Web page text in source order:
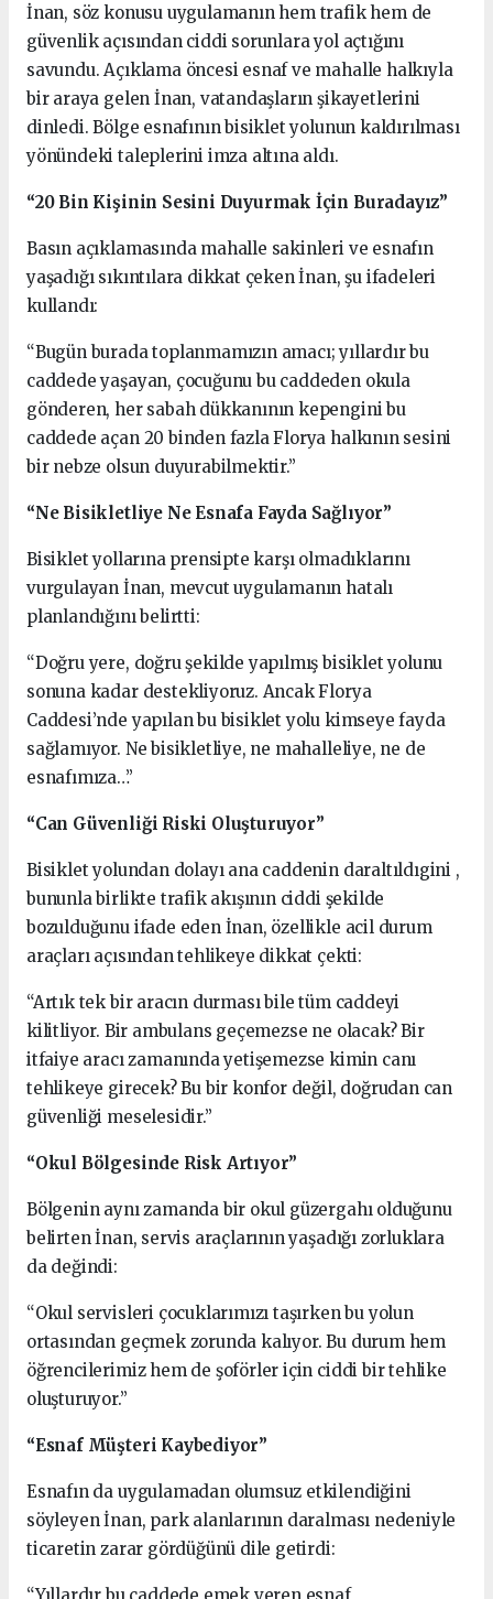
İnan, söz konusu uygulamanın hem trafik hem de
güvenlik açısından ciddi sorunlara yol açtığını
savundu. Açıklama öncesi esnaf ve mahalle halkıyla
bir araya gelen İnan, vatandaşların şikayetlerini
dinledi. Bölge esnafının bisiklet yolunun kaldırılması
yönündeki taleplerini imza altına aldı.
“20 Bin Kişinin Sesini Duyurmak İçin Buradayız”
Basın açıklamasında mahalle sakinleri ve esnafın
yaşadığı sıkıntılara dikkat çeken İnan, şu ifadeleri
kullandı:
“Bugün burada toplanmamızın amacı; yıllardır bu
caddede yaşayan, çocuğunu bu caddeden okula
gönderen, her sabah dükkanının kepengini bu
caddede açan 20 binden fazla Florya halkının sesini
bir nebze olsun duyurabilmektir.”
“Ne Bisikletliye Ne Esnafa Fayda Sağlıyor”
Bisiklet yollarına prensipte karşı olmadıklarını
vurgulayan İnan, mevcut uygulamanın hatalı
planlandığını belirtti:
“Doğru yere, doğru şekilde yapılmış bisiklet yolunu
sonuna kadar destekliyoruz. Ancak Florya
Caddesi’nde yapılan bu bisiklet yolu kimseye fayda
sağlamıyor. Ne bisikletliye, ne mahalleliye, ne de
esnafımıza…”
“Can Güvenliği Riski Oluşturuyor”
Bisiklet yolundan dolayı ana caddenin daraltıldıgini ,
bununla birlikte trafik akışının ciddi şekilde
bozulduğunu ifade eden İnan, özellikle acil durum
araçları açısından tehlikeye dikkat çekti:
“Artık tek bir aracın durması bile tüm caddeyi
kilitliyor. Bir ambulans geçemezse ne olacak? Bir
itfaiye aracı zamanında yetişemezse kimin canı
tehlikeye girecek? Bu bir konfor değil, doğrudan can
güvenliği meselesidir.”
“Okul Bölgesinde Risk Artıyor”
Bölgenin aynı zamanda bir okul güzergahı olduğunu
belirten İnan, servis araçlarının yaşadığı zorluklara
da değindi:
“Okul servisleri çocuklarımızı taşırken bu yolun
ortasından geçmek zorunda kalıyor. Bu durum hem
öğrencilerimiz hem de şoförler için ciddi bir tehlike
oluşturuyor.”
“Esnaf Müşteri Kaybediyor”
Esnafın da uygulamadan olumsuz etkilendiğini
söyleyen İnan, park alanlarının daralması nedeniyle
ticaretin zarar gördüğünü dile getirdi: